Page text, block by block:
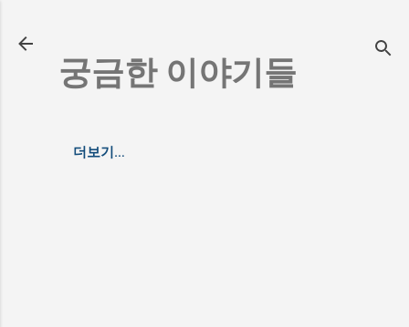
궁금한 이야기들
더보기…